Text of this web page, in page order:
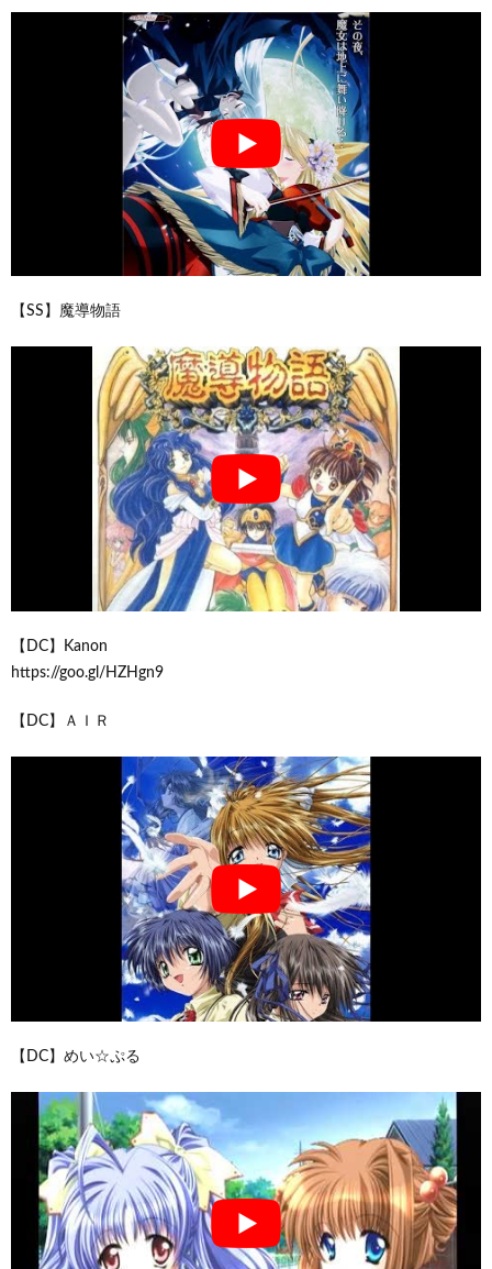
【SS】魔導物語
【DC】Kanon
https://goo.gl/HZHgn9
【DC】ＡＩＲ
【DC】めい☆ぷる